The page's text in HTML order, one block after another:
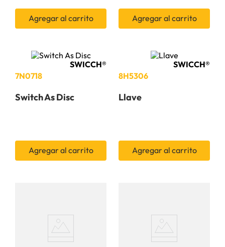
Agregar al carrito Agregar al carrito
SWICCH®
7N0718
Switch As Disc
Agregar al carrito
SWICCH®
8H5306
Llave
Agregar al carrito
8.
anticongelante